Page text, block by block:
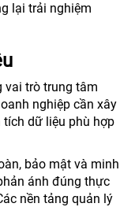
lại trải nghiệm
vai trò trung tâm
nghiệp cần xây
dữ liệu phù hợp
bảo mật và minh
ánh đúng thực
nền tảng quản lý